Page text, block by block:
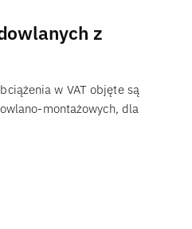
z
w VAT objęte są
montażowych, dla